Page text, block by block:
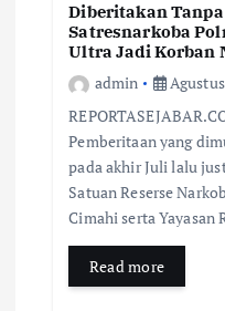
Diberitakan
Satresnarkoba
Ultra Jadi Korban
admin
Agustus
Pemberitaan yang
pada akhir Juli lalu
Satuan Reserse
Cimahi serta
Read more